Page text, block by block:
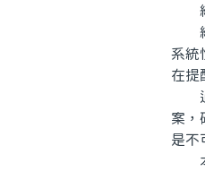
總
總
系統
在提
通
案，
是不
本